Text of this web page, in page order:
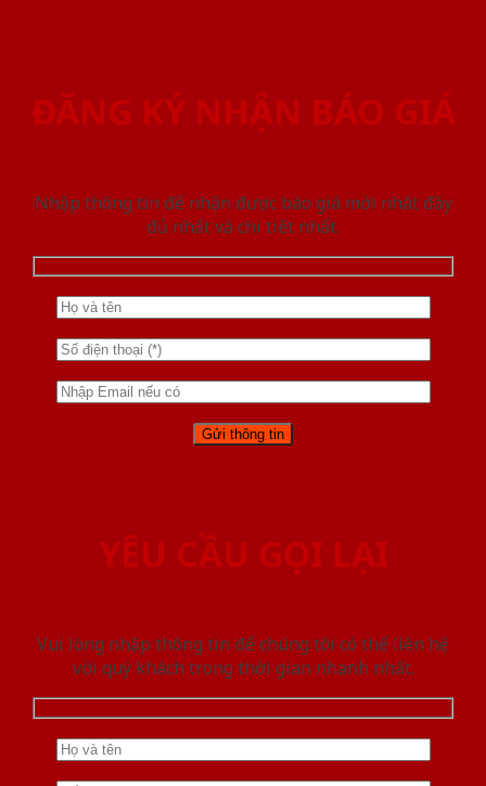
ĐĂNG KÝ NHẬN BÁO GIÁ
Nhập thông tin để nhận được báo giá mới nhât đầy
đủ nhất và chi tiết nhất.
YÊU CẦU GỌI LẠI
Vui lòng nhập thông tin để chúng tôi có thể liên hệ
với quý khách trong thời gian nhanh nhất.